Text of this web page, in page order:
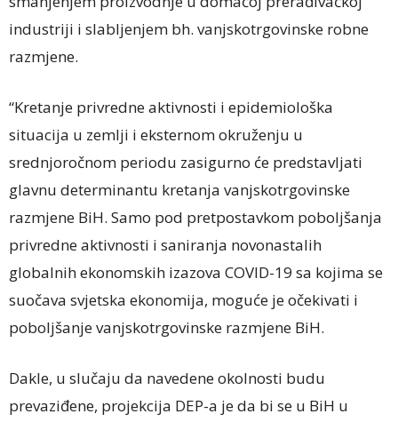
industriji i slabljenjem bh. vanjskotrgovinske robne
razmjene.
“Kretanje privredne aktivnosti i epidemiološka
situacija u zemlji i eksternom okruženju u
srednjoročnom periodu zasigurno će predstavljati
glavnu determinantu kretanja vanjskotrgovinske
razmjene BiH. Samo pod pretpostavkom poboljšanja
privredne aktivnosti i saniranja novonastalih
globalnih ekonomskih izazova COVID-19 sa kojima se
suočava svjetska ekonomija, moguće je očekivati i
poboljšanje vanjskotrgovinske razmjene BiH.
Dakle, u slučaju da navedene okolnosti budu
prevaziđene, projekcija DEP-a je da bi se u BiH u